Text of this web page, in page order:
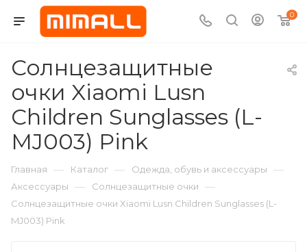
0
Солнцезащитные
очки Xiaomi Lusn
Children Sunglasses (L-
MJ003) Pink
Главная — Каталог — Одежда, обувь и аксессуары —
Аксессуары — Солнцезащитные очки —
Солнцезащитные очки Xiaomi Lusn Children Sunglasses (L-
MJ003) Pink